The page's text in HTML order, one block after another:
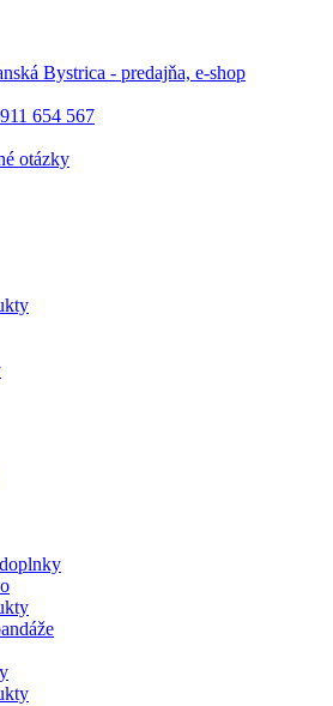
Bystrica - predajňa, e-shop
654 567
otázky